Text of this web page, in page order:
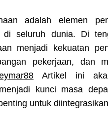
adalah elemen
di seluruh dunia. Di
menjadi kekuatan
pekerjaan, dan
Artikel ini
kunci masa
untuk